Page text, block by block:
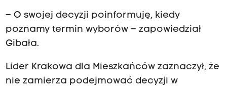
– O swojej decyzji poinformuję, kiedy
poznamy termin wyborów – zapowiedział
Gibała.
Lider Krakowa dla Mieszkańców zaznaczył, że
nie zamierza podejmować decyzji w